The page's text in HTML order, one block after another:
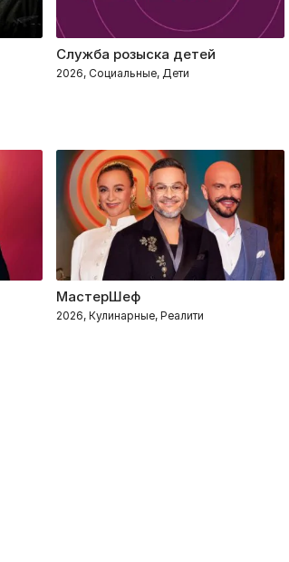
Служба розыска детей
2026, Социальные, Дети
МастерШеф
2026, Кулинарные, Реалити